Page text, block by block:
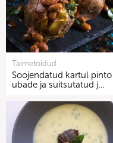
Taimetoidud
Soojendatud kartul pinto
ubade ja suitsutatud j…